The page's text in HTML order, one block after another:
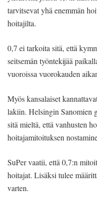
tarvitsevat yhä enemmän
hoitajilta.
0,7 ei tarkoita sitä, että
seitsemän työntekijää
vuoroissa vuorokauden
Myös kansalaiset
lakiin. Helsingin Sanomien
sitä mieltä, että vanhusten
hoitajamitoituksen
SuPer vaatii, että 0,7:n
hoitajat. Lisäksi tulee
varten.